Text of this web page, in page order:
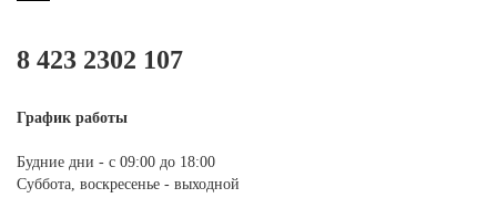
8 423 2302 107
График работы
Будние дни - с 09:00 до 18:00
Суббота, воскресенье - выходной